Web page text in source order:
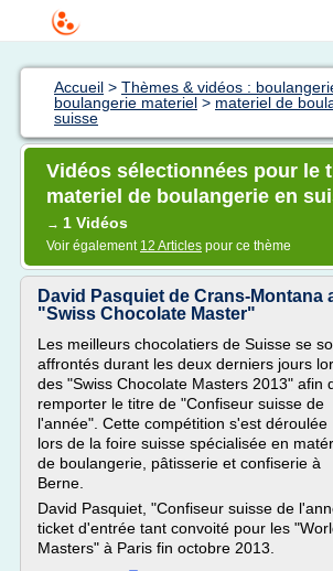
Accueil > Thèmes & vidéos :
boulangerie materiel > materiel de
suisse
Vidéos sélectionnées pour le
materiel de boulangerie en
→ 1 Vidéos
Voir également 12 Articles pour ce thème
David Pasquiet de Crans-Montana
"Swiss Chocolate Master"
Les meilleurs chocolatiers de Suisse se
affrontés durant les deux derniers jours
des "Swiss Chocolate Masters 2013" afin
remporter le titre de "Confiseur suisse de
l'année". Cette compétition s'est déroulée
lors de la foire suisse spécialisée en
de boulangerie, pâtisserie et confiserie à
Berne.
David Pasquiet, "Confiseur suisse de
ticket d'entrée tant convoité pour les
Masters" à Paris fin octobre 2013.